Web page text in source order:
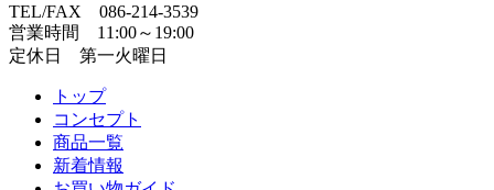
TEL/FAX 086-214-3539
営業時間 11:00～19:00
定休日 第一火曜日
トップ
コンセプト
商品一覧
新着情報